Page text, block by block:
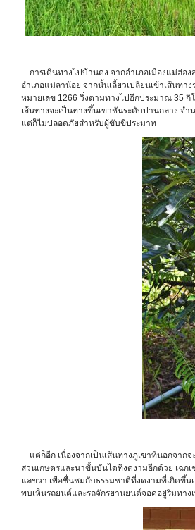
การเดินทางไปบ้านดง จากอำเภอเมืองแม่ฮ่อ
อำเภอแม่ลาน้อย จากนั้นเลี้ยวเปลี่ยนเข้าเส้นท
หมายเลข 1266 วิ่งตามทางไปอีกประมาณ 35 กิ
เส้นทางจะเป็นทางขึ้นเขาชันระดับปานกลาง จ
แต่ก็ไม่ปลอดภัยสำหรับผู้ขับขี่ประมาท
แต่ก็อีก เนื่องจากเป็นเส้นทางภูเขาที่นอกจาก
สวนเกษตรและนาขั้นบันไดที่งดงามอีกด้วย เฉ
แลขวา เพื่อชื่นชมกับธรรมชาติที่งดงามที่เกิดขึ้น
พบเห็นรถยนต์และรถจักรยานยนต์จอดอยู่ริมทา